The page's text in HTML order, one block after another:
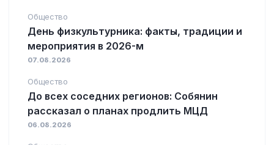
Общество
День физкультурника: факты, традиции и
мероприятия в 2026-м
07.08.2026
Общество
До всех соседних регионов: Собянин
рассказал о планах продлить МЦД
06.08.2026